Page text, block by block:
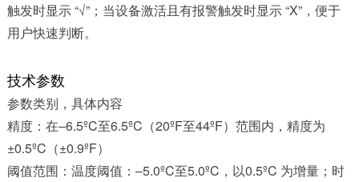
触发时显示 “√”；当设备激活且有报警触发时显示 “X”，便于
用户快速判断。
技术参数
参数类别，具体内容
精度：在–6.5ºC至6.5ºC（20ºF至44ºF）范围内，精度为
±0.5ºC（±0.9ºF）
阈值范围：温度阈值：–5.0ºC至5.0ºC，以0.5ºC 为增量；时